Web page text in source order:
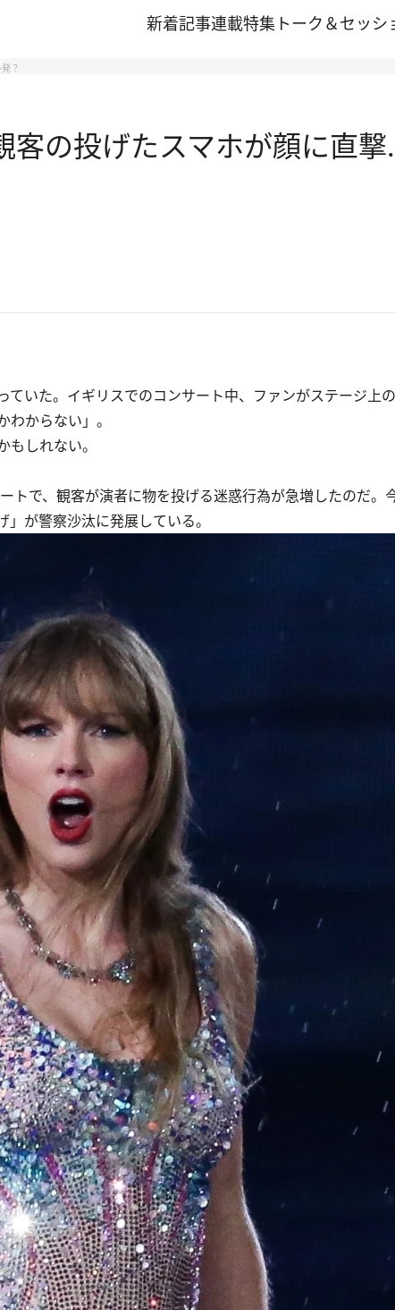
新着記事連載特集 トーク＆セッシ
？
の投げたスマホが顔に直撃
いた。イギリスでのコンサート中、ファンがステージ上
からない」。
しれない。
で、観客が演者に物を投げる迷惑行為が急増したのだ。
が警察沙汰に発展している。